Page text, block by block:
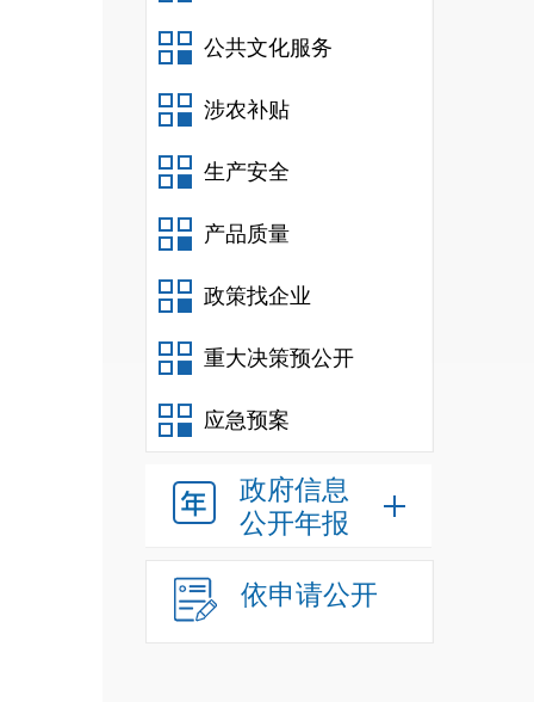
公共文化服务
涉农补贴
生产安全
产品质量
政策找企业
重大决策预公开
应急预案
政府信息
公开年报
依申请公开